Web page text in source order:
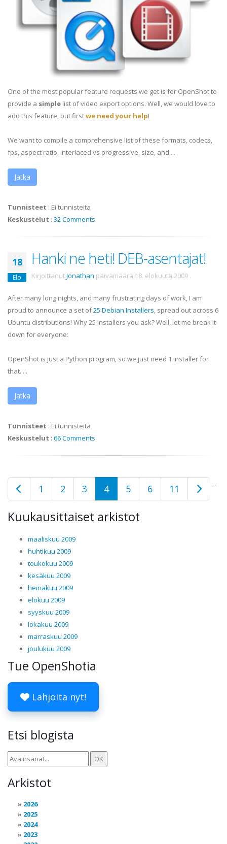
One of the most popular feature requests we get is for OpenShot to
provide a simple list of video export options. Well, we would love to
add this feature, but firstwe need your help!
We want to compile a comprehensive list of these formats, codecs,
fps, aspect ratio, interlaced vs progressive, size, and ...
Jatka
Tunnisteet : Ei tunnisteita
Keskustelut : 32 Comments
18
Elo
Hanki ne heti! DEB-asentajat!
KirjoittanutJonathan päivämäärä 18. elokuuta 2009 .
After many long nights, and many frustrating days of work, I am
proud to announce a set of25 Debian Installers, spread out across 6
Ubuntu distributions! Why 25 installers you ask? Well, let me break it
down for everyone:
OpenShot is just a Python program, so we just need 1 installer for
that. ...
Jatka
Tunnisteet : Ei tunnisteita
Keskustelut : 66 Comments
1 2 3 4 5 6 …
11
Kuukausittaiset arkistot
maaliskuu 2009
huhtikuu 2009
toukokuu 2009
kesäkuu 2009
heinäkuu 2009
elokuu 2009
syyskuu 2009
lokakuu 2009
marraskuu 2009
joulukuu 2009
Tue OpenShotia
Lahjoita nyt!
Etsi blogista
Arkistot
2026
2025
2024
2023